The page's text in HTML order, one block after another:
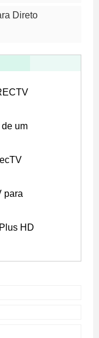
Direto
um
para
HD